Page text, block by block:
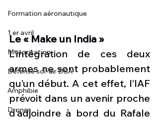
Formation aéronautique
1 er avril
Motorisation
Défense sol-air DSA
Amphibie
Drones
Le « Make un India »
L’intégration de ces deux
armes ne sont probablement
qu’un début. A cet effet, l’IAF
prévoit dans un avenir proche
d’adjoindre à bord du Rafale